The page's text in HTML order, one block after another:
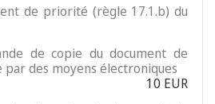
de priorité (règle 17.1.b) du
de copie du document de
des moyens électroniques
10 EUR